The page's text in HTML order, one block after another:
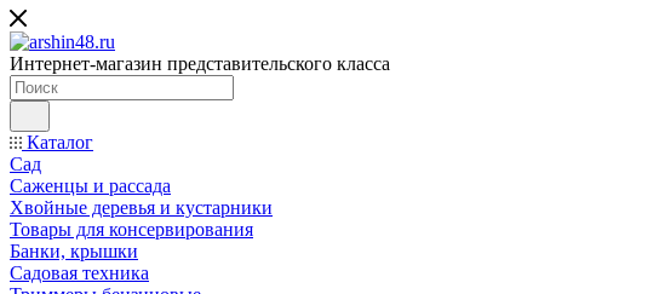
Интернет-магазин представительского класса
Каталог
Сад
Саженцы и рассада
Хвойные деревья и кустарники
Товары для консервирования
Банки, крышки
Садовая техника